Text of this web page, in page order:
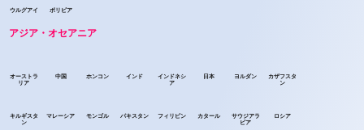
ウルグアイ ボリビア
アジア・オセアニア
オーストラ
リア
中国 ホンコン インド
インドネシ
ア
日本 ヨルダン
カザフスタ
ン
キルギスタ
ン
マレーシア モンゴル パキスタン フィリピン カタール
サウジアラ
ビア
ロシア